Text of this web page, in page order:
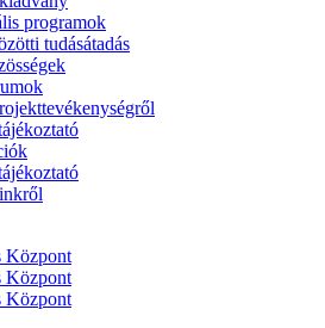
programok
tudásátadás